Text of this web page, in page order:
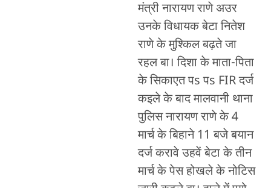
मंत्री नारायण राणे अउर
उनके विधायक बेटा नितेश
राणे के मुश्किल बढ़ते जा
रहल बा। दिशा के माता-पिता
के सिकाएत पs पs FIR दर्ज
कइले के बाद मालवानी थाना
पुलिस नारायण राणे के 4
मार्च के बिहाने 11 बजे बयान
दर्ज करावे उहवें बेटा के तीन
मार्च के पेस होखले के नोटिस